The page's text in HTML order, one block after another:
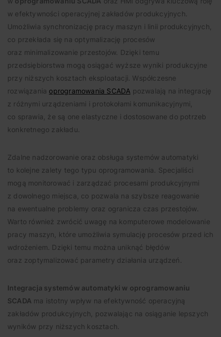
w efektywności operacyjnej zakładów produkcyjnych.
Umożliwia synchronizację pracy maszyn i linii produkcyjnych,
co przekłada się na optymalizację procesów
oraz minimalizowanie przestojów. Dzięki temu
przedsiębiorstwa mogą osiągać wyższe wyniki produkcyjne
przy niższych kosztach eksploatacji. Współczesne
rozwiązania oprogramowania SCADA pozwalają na integrację
z różnymi urządzeniami i protokołami komunikacyjnymi,
co sprawia, że są one elastyczne i dostosowane do potrzeb
konkretnego zakładu.
Zdalne nadzorowanie oraz obsługa systemów automatyki
to kolejne zalety tego typu oprogramowania. Specjaliści
mogą monitorować i zarządzać procesami produkcyjnymi
z dowolnego miejsca, co pozwala na szybsze reagowanie
na ewentualne problemy oraz ogranicza czas przestojów.
Warto również zwrócić uwagę na komputerowe modelowanie
pracy maszyn, które umożliwia symulację procesów przed ich
wdrożeniem. Dzięki temu można uniknąć błędów
oraz zoptymalizować parametry działania urządzeń.
Integracja systemów automatyki w oprogramowaniu
SCADA ma istotny wpływ na efektywność operacyjną
zakładów produkcyjnych, pozwalając na osiąganie lepszych
wyników przy niższych kosztach.